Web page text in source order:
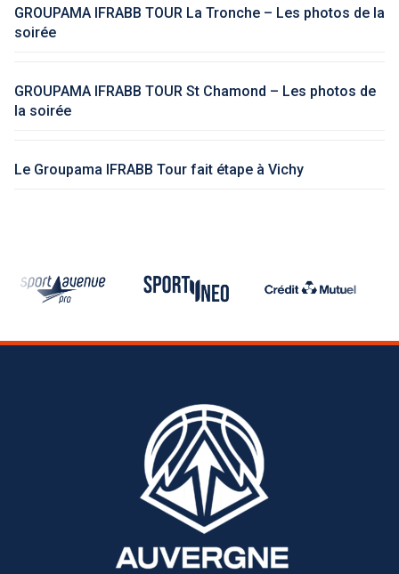
GROUPAMA IFRABB TOUR La Tronche – Les photos de la
soirée
GROUPAMA IFRABB TOUR St Chamond – Les photos de
la soirée
Le Groupama IFRABB Tour fait étape à Vichy